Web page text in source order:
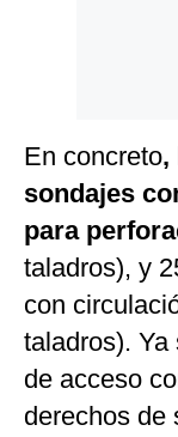
En concreto,
sondajes
para
taladros), y
con
taladros).
de acceso
derechos de